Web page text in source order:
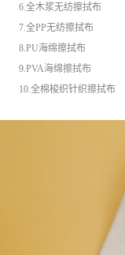
6.全木浆无纺擦拭布
7.全PP无纺擦拭布
8.PU海绵擦拭布
9.PVA海绵擦拭布
10.全棉梭织针织擦拭布